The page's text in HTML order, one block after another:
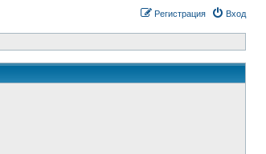
Вход
Регистрация